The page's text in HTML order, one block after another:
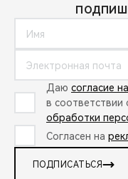
Даю согласие
в соответствии
обработки
Согласен на
ПОДПИСАТЬСЯ